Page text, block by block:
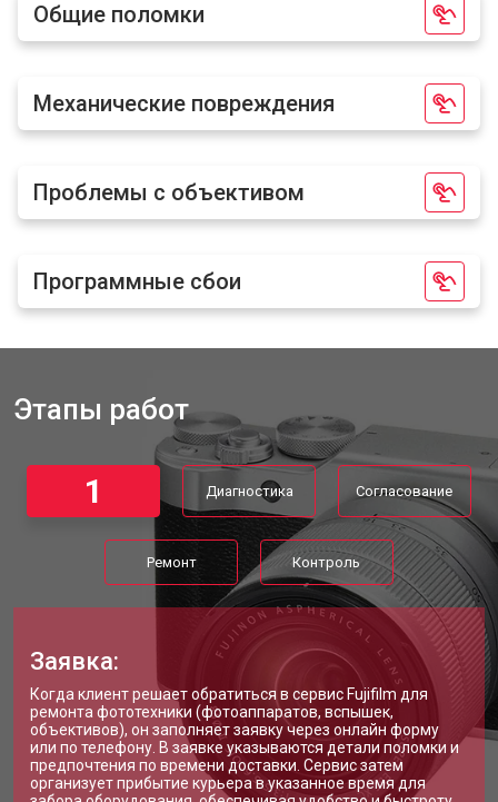
Общие поломки
Механические повреждения
Проблемы с объективом
Программные сбои
Этапы работ
1 Диагностика Согласование
Ремонт Контроль
Заявка:
Когда клиент решает обратиться в сервис Fujifilm для
ремонта фототехники (фотоаппаратов, вспышек,
объективов), он заполняет заявку через онлайн форму
или по телефону. В заявке указываются детали поломки и
предпочтения по времени доставки. Сервис затем
организует прибытие курьера в указанное время для